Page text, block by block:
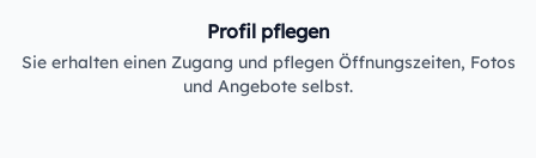
Profil pflegen
Sie erhalten einen Zugang und pflegen Öffnungszeiten, Fotos
und Angebote selbst.